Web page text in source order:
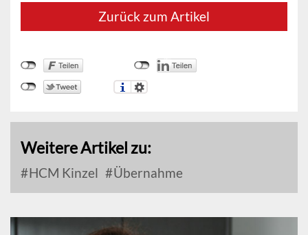
Zurück zum Artikel
Weitere Artikel zu:
HCM Kinzel Übernahme